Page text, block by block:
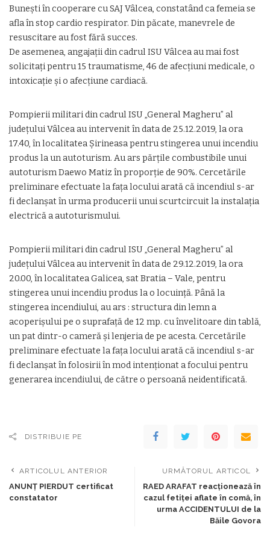
Bunești în cooperare cu SAJ Vâlcea, constatând ca femeia se
afla în stop cardio respirator. Din păcate, manevrele de
resuscitare au fost fără succes.
De asemenea, angajații din cadrul ISU Vâlcea au mai fost
solicitați pentru 15 traumatisme, 46 de afecțiuni medicale, o
intoxicație și o afecțiune cardiacă.
Pompierii militari din cadrul ISU „General Magheru” al
județului Vâlcea au intervenit în data de 25.12.2019, la ora
17.40, în localitatea Șirineasa pentru stingerea unui incendiu
produs la un autoturism. Au ars părțile combustibile unui
autoturism Daewo Matiz în proporție de 90%. Cercetările
preliminare efectuate la fața locului arată că incendiul s-ar
fi declanșat în urma producerii unui scurtcircuit la instalația
electrică a autoturismului.
Pompierii militari din cadrul ISU „General Magheru” al
județului Vâlcea au intervenit în data de 29.12.2019, la ora
20.00, în localitatea Galicea, sat Bratia – Vale, pentru
stingerea unui incendiu produs la o locuință. Până la
stingerea incendiului, au ars : structura din lemn a
acoperișului pe o suprafață de 12 mp. cu învelitoare din tablă,
un pat dintr-o cameră și lenjeria de pe acesta. Cercetările
preliminare efectuate la fața locului arată că incendiul s-ar
fi declanșat în folosirii în mod intenționat a focului pentru
generarea incendiului, de către o persoană neidentificată.
DISTRIBUIE PE
ARTICOLUL ANTERIOR
ANUNȚ PIERDUT certificat
constatator
URMĂTORUL ARTICOL
RAED ARAFAT reacționează în
cazul fetiței aflate în comă, în
urma ACCIDENTULUI de la
Băile Govora